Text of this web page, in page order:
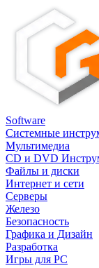
Software
Системные
Мультимедиа
CD и DVD
Файлы и диски
Интернет и сети
Серверы
Железо
Безопасность
Графика и Дизайн
Разработка
Игры для PC